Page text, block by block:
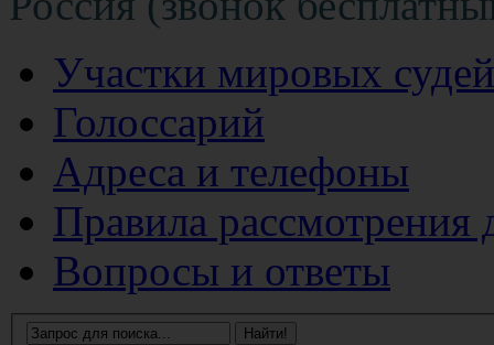
Участки мировых судей
Голоссарий
Адреса и телефоны
Правила рассмотрения
Вопросы и ответы